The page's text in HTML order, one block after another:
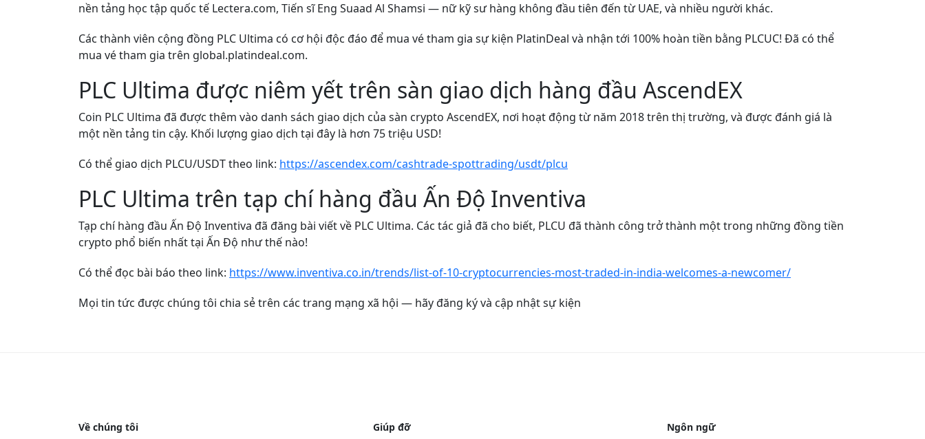
nền tảng học tập quốc tế Lectera.com, Tiến sĩ Eng Suaad Al Shamsi — nữ kỹ sư hàng không đầu tiên đến từ UAE, và nhiều người khác.
Các thành viên cộng đồng PLC Ultima có cơ hội độc đáo để mua vé tham gia sự kiện PlatinDeal và nhận tới 100% hoàn tiền bằng PLCUC! Đã có thể
mua vé tham gia trên global.platindeal.com.
PLC Ultima được niêm yết trên sàn giao dịch hàng đầu AscendEX
Coin PLC Ultima đã được thêm vào danh sách giao dịch của sàn crypto AscendEX, nơi hoạt động từ năm 2018 trên thị trường, và được đánh giá là
một nền tảng tin cậy. Khối lượng giao dịch tại đây là hơn 75 triệu USD!
Có thể giao dịch PLCU/USDT theo link: https://ascendex.com/cashtrade-spottrading/usdt/plcu
PLC Ultima trên tạp chí hàng đầu Ấn Độ Inventiva
Tạp chí hàng đầu Ấn Độ Inventiva đã đăng bài viết về PLC Ultima. Các tác giả đã cho biết, PLCU đã thành công trở thành một trong những đồng tiền
crypto phổ biến nhất tại Ấn Độ như thế nào!
Có thể đọc bài báo theo link: https://www.inventiva.co.in/trends/list-of-10-cryptocurrencies-most-traded-in-india-welcomes-a-newcomer/
Mọi tin tức được chúng tôi chia sẻ trên các trang mạng xã hội — hãy đăng ký và cập nhật sự kiện
Về chúng tôi Giúp đỡ Ngôn ngữ